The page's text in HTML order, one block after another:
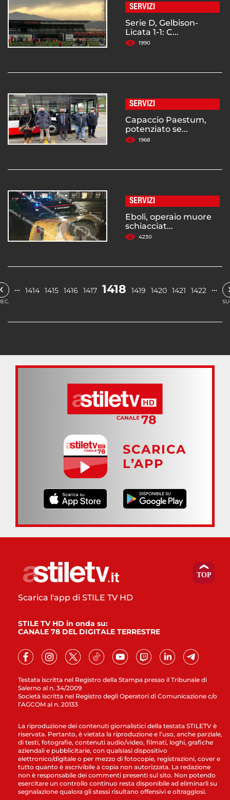
SERVIZI
Serie D, Gelbison-
Licata 1-1: C...
1990
SERVIZI
Capaccio Paestum,
potenziato se...
1968
SERVIZI
Eboli, operaio muore
schiacciat...
4230
… 1414 1415 1416 1417 1418 1419 1420 1421 1422 …
SCARICA
L’APP
Testata iscritta nel Registro della Stampa presso il Tribunale di
Salerno al n. 34/2009
Società iscritta nel Registro degli Operatori di Comunicazione c/o
l’AGCOM al n. 20133
Scarica l'app di STILE TV HD
STILE TV HD in onda su:
CANALE 78 DEL DIGITALE TERRESTRE
La riproduzione dei contenuti giornalistici della testata STILETV è
riservata. Pertanto, è vietata la riproduzione e l’uso, anche parziale,
di testi, fotografie, contenuti audio/video, filmati, loghi, grafiche
aziendali e pubblicitarie, con qualsiasi dispositivo
elettronico/digitale o per mezzo di fotocopie, registrazioni, cover e
tutto quanto è ascrivibile a copia non autorizzata. La redazione
non è responsabile dei commenti presenti sul sito. Non potendo
esercitare un controllo continuo resta disponibile ad eliminarli su
segnalazione qualora gli stessi risultano offensivi e oltraggiosi.